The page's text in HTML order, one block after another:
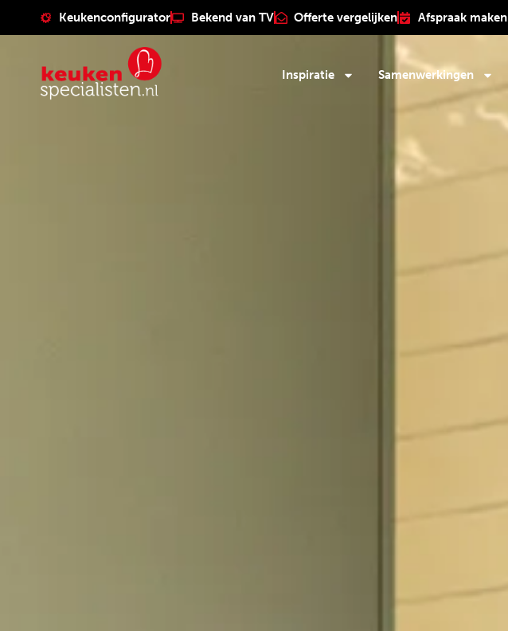
Keukenconfigurator Bekend van TV Offerte vergelijken Afspraak maken
Inspiratie Samenwerkingen